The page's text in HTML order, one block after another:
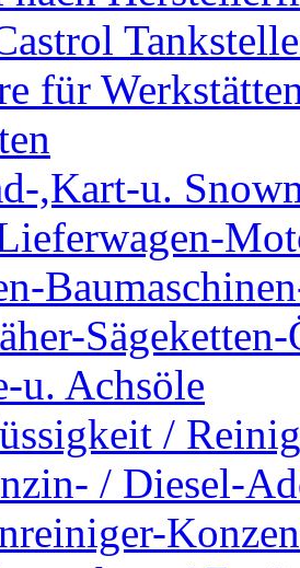
für
,Kart-u.
u. Achsöle
/
/ Diesel-